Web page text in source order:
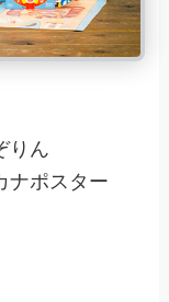
りん
ナポスター